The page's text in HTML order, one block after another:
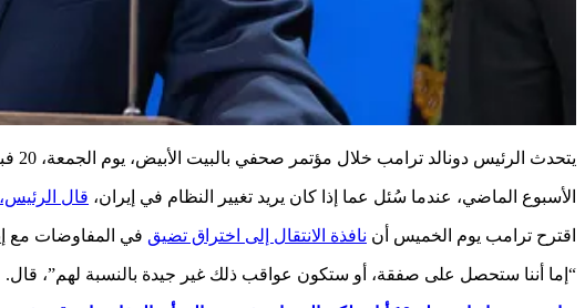
يتحدث الرئيس دونالد ترامب خلال مؤتمر صحفي بالبيت الأبيض، يوم الجمعة، 20 فبراير، 2026، في واشنطن. قال ترامب يوم الجمعة إنه “يفكر” في ضربة عسكرية محدودة على إيران.
الأسبوع الماضي، عندما سُئل عما إذا كان يريد تغيير النظام في إيران، قال الرئيس،
اقترح ترامب يوم الخميس أن نافذة الانتقال إلى اختراق تضيق في المفاوضات مع إيران، مشيرًا إلى
“إما أننا ستحصل على صفقة، أو ستكون عواقب ذلك غير جيدة بالنسبة لهم”، قال.